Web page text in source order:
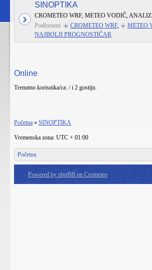
SINOPTIKA
CROMETEO WRF, METEO VODIČ,
Podforumi:
CROMETEO WRF, METEO
NAJBOLJI PROGNOSTIČAR
Online
Trenutno korisnika/ca: / i 2 gostiju.
Početna » SINOPTIKA
Vremenska zona: UTC + 01:00
Početna
Powered by phpBB on Crometeo